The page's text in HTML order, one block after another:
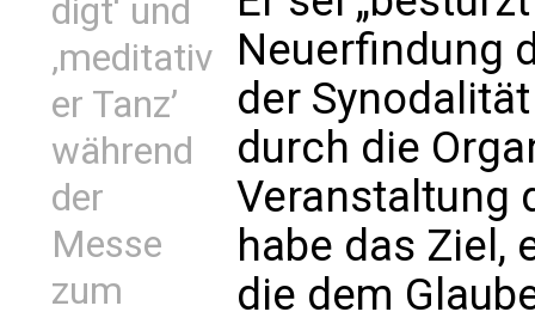
digt‘ und
‚meditativ
er Tanz’
während
der
Messe
zum
Neuerfindung
der
durch die
Veranstaltung
habe das Ziel,
die dem